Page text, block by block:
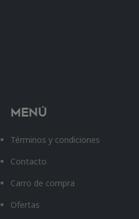
Menú
Términos y condiciones
Contacto
Carro de compra
Ofertas